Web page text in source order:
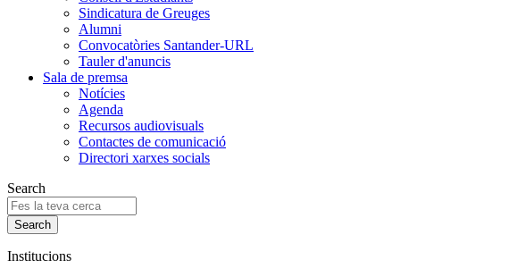
Sindicatura de Greuges
Alumni
Convocatòries Santander-URL
Tauler d'anuncis
Sala de premsa
Notícies
Agenda
Recursos audiovisuals
Contactes de comunicació
Directori xarxes socials
Search
Institucions